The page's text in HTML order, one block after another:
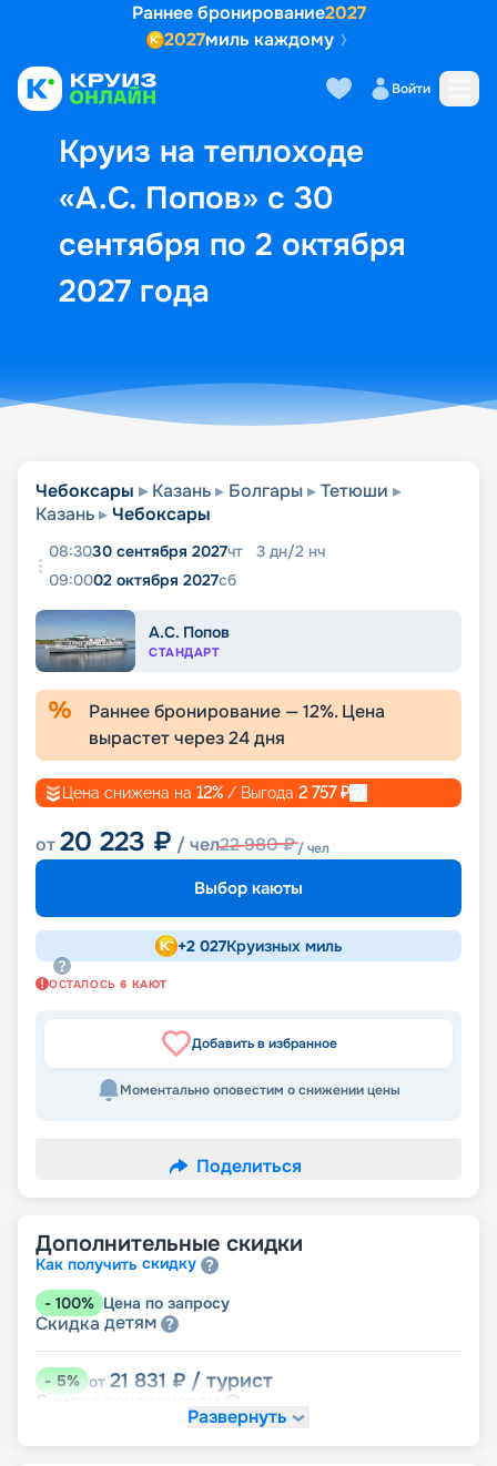
Раннее бронирование2027
2027миль каждому
Войти
Круиз на теплоходе
«А.С. Попов» с 30
сентября по 2 октября
2027 года
Выбор кают Маршрут и
Чебоксары Казань Болгары
Тетюши
Казань
Чебоксары
08:3030 сентября 2027чт 3 дн/2 нч
09:0002 октября 2027сб
А.С. Попов
СТАНДАРТ
Раннее бронирование —12%. Цена
вырастет через24дня
Цена снижена на 12% / Выгода 2 757₽
от20 223 ₽ / чел22 980₽/ чел
Выбор каюты
+2 027Круизных миль
ОСТАЛОСЬ 6 КАЮТ
Добавить в избранное
Моментально оповестим о снижении цены
Поделиться
Дополнительные скидки
Как получить скидку
- 100% Цена по запросу
Скидка детям
-5% от 21 831 ₽ / турист
Скидка
Развернуть